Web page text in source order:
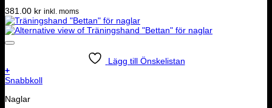
381.00 kr inkl. moms
Lägg till Önskelistan
+
Snabbkoll
Naglar